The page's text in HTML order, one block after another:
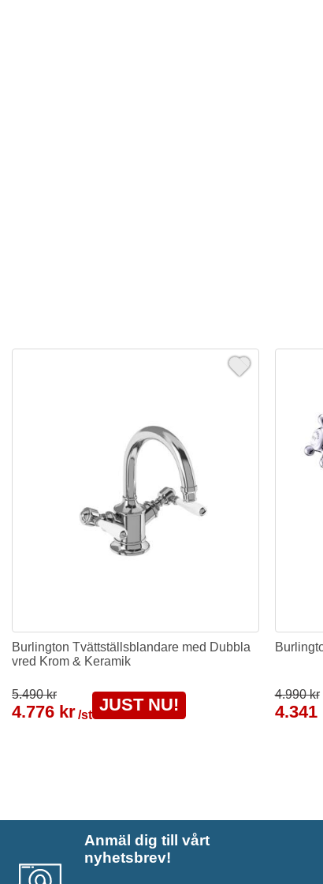
Burlington Tvättställsblandare med Dubbla
vred Krom & Keramik
5.490 kr
4.776 kr/st
JUST NU!
4.990 kr
4.341
Anmäl dig till vårt
nyhetsbrev!